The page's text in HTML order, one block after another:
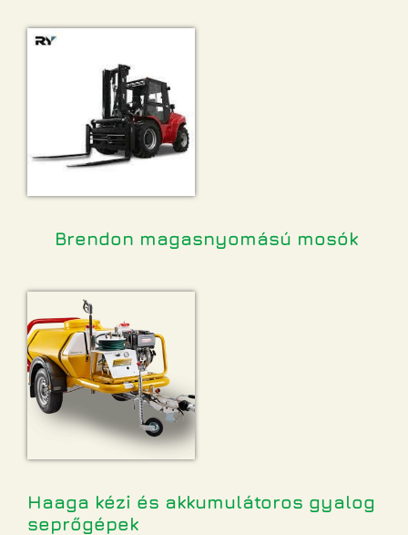
Brendon magasnyomású mosók
Haaga kézi és akkumulátoros gyalog
seprőgépek